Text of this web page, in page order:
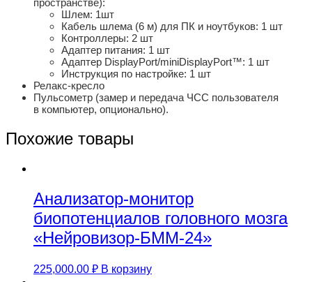
Шлем: 1шт
Кабель шлема (6 м) для ПК и ноутбуков: 1 шт
Контроллеры: 2 шт
Адаптер питания: 1 шт
Адаптер DisplayPort/miniDisplayPort™: 1 шт
Инструкция по настройке: 1 шт
Релакс-кресло
Пульсометр (замер и передача ЧСС пользователя
в компьютер, опционально).
Похожие товары
Анализатор-монитор
биопотенциалов головного мозга
«Нейровизор-БММ-24»
225,000.00 ₽ В корзину